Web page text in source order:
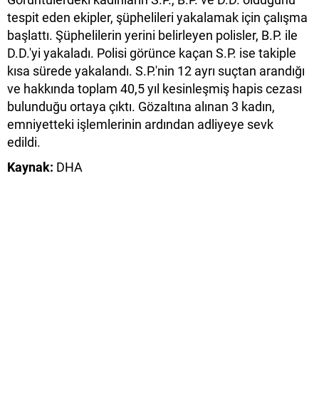
tespit eden ekipler, şüphelileri yakalamak için çalışma
başlattı. Şüphelilerin yerini belirleyen polisler, B.P. ile
D.D.'yi yakaladı. Polisi görünce kaçan S.P. ise takiple
kısa sürede yakalandı. S.P.'nin 12 ayrı suçtan arandığı
ve hakkında toplam 40,5 yıl kesinleşmiş hapis cezası
bulunduğu ortaya çıktı. Gözaltına alınan 3 kadın,
emniyetteki işlemlerinin ardından adliyeye sevk
edildi.
Kaynak: DHA